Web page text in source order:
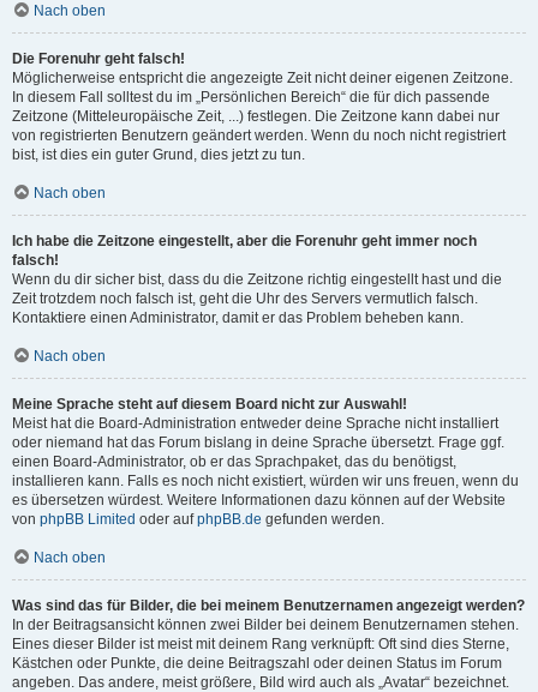
Nach oben
Die Forenuhr geht falsch!
Möglicherweise entspricht die angezeigte Zeit nicht deiner eigenen Zeitzone.
In diesem Fall solltest du im „Persönlichen Bereich“ die für dich passende
Zeitzone (Mitteleuropäische Zeit, ...) festlegen. Die Zeitzone kann dabei nur
von registrierten Benutzern geändert werden. Wenn du noch nicht registriert
bist, ist dies ein guter Grund, dies jetzt zu tun.
Nach oben
Ich habe die Zeitzone eingestellt, aber die Forenuhr geht immer noch
falsch!
Wenn du dir sicher bist, dass du die Zeitzone richtig eingestellt hast und die
Zeit trotzdem noch falsch ist, geht die Uhr des Servers vermutlich falsch.
Kontaktiere einen Administrator, damit er das Problem beheben kann.
Nach oben
Meine Sprache steht auf diesem Board nicht zur Auswahl!
Meist hat die Board-Administration entweder deine Sprache nicht installiert
oder niemand hat das Forum bislang in deine Sprache übersetzt. Frage ggf.
einen Board-Administrator, ob er das Sprachpaket, das du benötigst,
installieren kann. Falls es noch nicht existiert, würden wir uns freuen, wenn du
es übersetzen würdest. Weitere Informationen dazu können auf der Website
von phpBB Limited oder aufphpBB.de gefunden werden.
Nach oben
Was sind das für Bilder, die bei meinem Benutzernamen angezeigt werden?
In der Beitragsansicht können zwei Bilder bei deinem Benutzernamen stehen.
Eines dieser Bilder ist meist mit deinem Rang verknüpft: Oft sind dies Sterne,
Kästchen oder Punkte, die deine Beitragszahl oder deinen Status im Forum
angeben. Das andere, meist größere, Bild wird auch als „Avatar“ bezeichnet.